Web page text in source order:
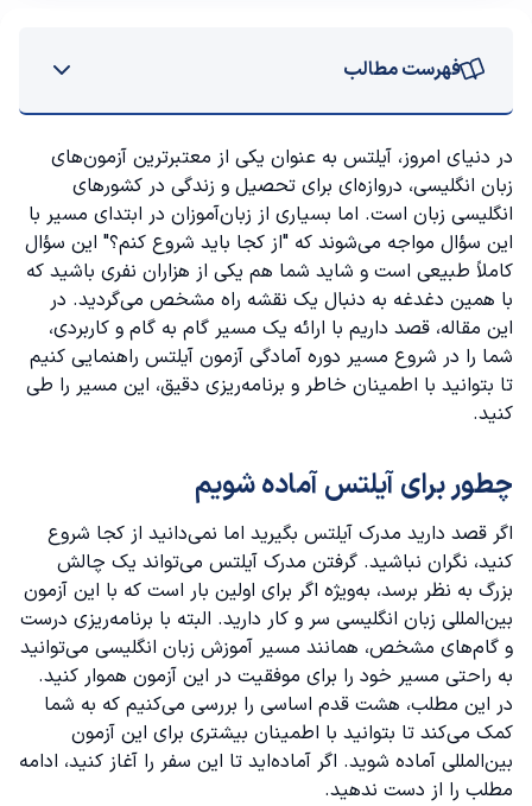
فهرست مطالب
چطور برای آیلتس آماده شویم
قدم اول: تعیین سطح زبان انگلیسی
قدم دوم: مشخص کردن نوع مدرک
قدم سوم: تعیین نمره هدف در آیلتس
قدم چهارم: انتخاب بهترین منابع و کلاس های آموزشی
قدم ششم: تقویت مهارت‌های چهارگانه
قدم هفتم: شرکت در آزمون‌های آزمایشی (Mock Tests)
قدم هشتم: تمرین کنید!
در دنیای امروز، آیلتس به عنوان یکی از معتبرترین آزمون‌های
زبان انگلیسی، دروازه‌ای برای تحصیل و زندگی در کشورهای
انگلیسی زبان است. اما بسیاری از زبان‌آموزان در ابتدای مسیر با
این سؤال مواجه می‌شوند که "از کجا باید شروع کنم؟" این سؤال
کاملاً طبیعی است و شاید شما هم یکی از هزاران نفری باشید که
با همین دغدغه به دنبال یک نقشه راه مشخص می‌گردید. در
این مقاله، قصد داریم با ارائه یک مسیر گام به گام و کاربردی،
شما را در شروع مسیر دوره آمادگی آزمون آیلتس راهنمایی کنیم
تا بتوانید با اطمینان خاطر و برنامه‌ریزی دقیق، این مسیر را طی
کنید.
چطور برای آیلتس آماده شویم
اگر قصد دارید مدرک آیلتس بگیرید اما نمی‌دانید از کجا شروع
کنید، نگران نباشید. گرفتن مدرک آیلتس می‌تواند یک چالش
بزرگ به نظر برسد، به‌ویژه اگر برای اولین بار است که با این آزمون
بین‌المللی زبان انگلیسی سر و کار دارید. البته با برنامه‌ریزی درست
و گام‌های مشخص، همانند مسیر آموزش زبان انگلیسی می‌توانید
به راحتی مسیر خود را برای موفقیت در این آزمون هموار کنید.
در این مطلب، هشت قدم اساسی را بررسی می‌کنیم که به شما
کمک می‌کند تا بتوانید با اطمینان بیشتری برای این آزمون
بین‌المللی آماده شوید. اگر آماده‌اید تا این سفر را آغاز کنید، ادامه
مطلب را از دست ندهید.